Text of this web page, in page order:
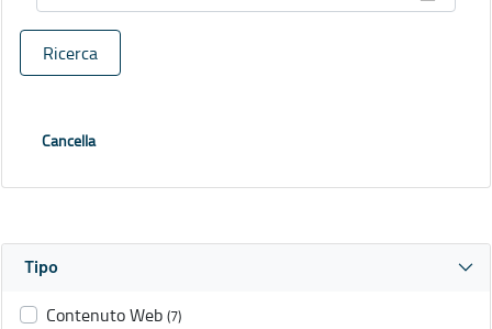
Ricerca
Cancella
Tipo
Contenuto Web (7)